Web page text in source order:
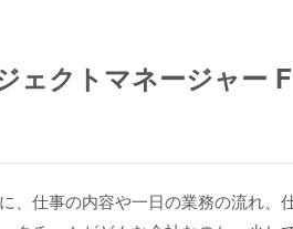
ェクトマネージャー
、仕事の内容や一日の業務の流れ、